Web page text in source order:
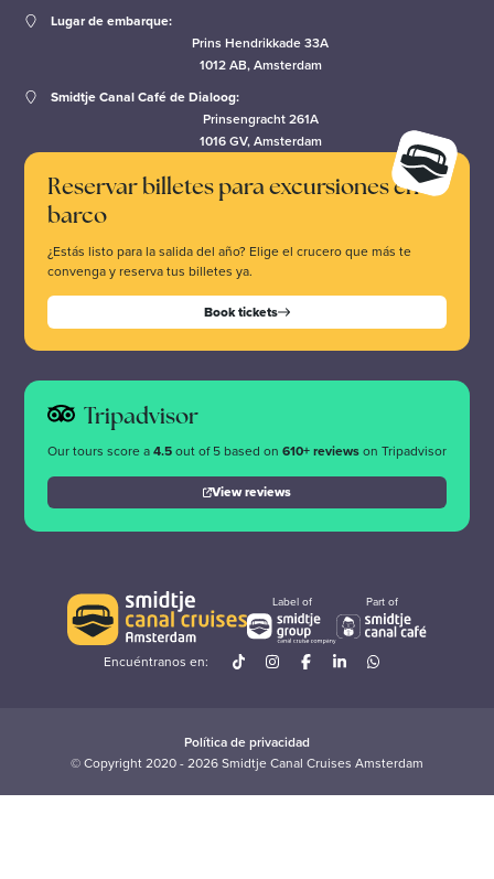
Lugar de embarque:
Prins Hendrikkade 33A
1012 AB, Amsterdam
Smidtje Canal Café de Dialoog:
Prinsengracht 261A
1016 GV, Amsterdam
Reservar billetes para excursiones en
barco
¿Estás listo para la salida del año? Elige el crucero que más te
convenga y reserva tus billetes ya.
Book tickets
Tripadvisor
Our tours score a4.5out of 5 based on 610+ reviewson Tripadvisor
View reviews
Label of Part of
Encuéntranos en:
Política de privacidad
© Copyright 2020 - 2026 Smidtje Canal Cruises Amsterdam